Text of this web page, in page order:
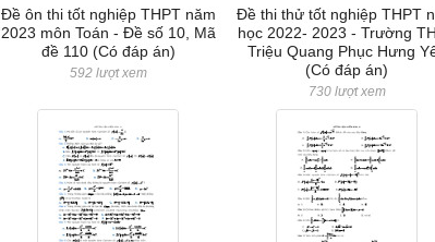
Đề ôn thi tốt nghiệp THPT năm
2023 môn Toán - Đề số 10, Mã
đề 110 (Có đáp án)
592 lượt xem
Đề thi thử tốt nghiệp THPT
học 2022- 2023 - Trường
Triệu Quang Phục Hưng
(Có đáp án)
730 lượt xem